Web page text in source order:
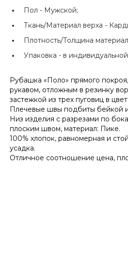
Пол - Мужской;
Ткань/Материал верха -
Плотность/Толщина
Упаковка - в
Рубашка «Поло» прямого
рукавом, отложным в резинку
застежкой из трех пуговиц в
Плечевые швы подбиты бейкой
Низ изделия с разрезами по
плоским швом, материал: Пике.
100% хлопок, равномерная и
усадка.
Отличное соотношение цена,